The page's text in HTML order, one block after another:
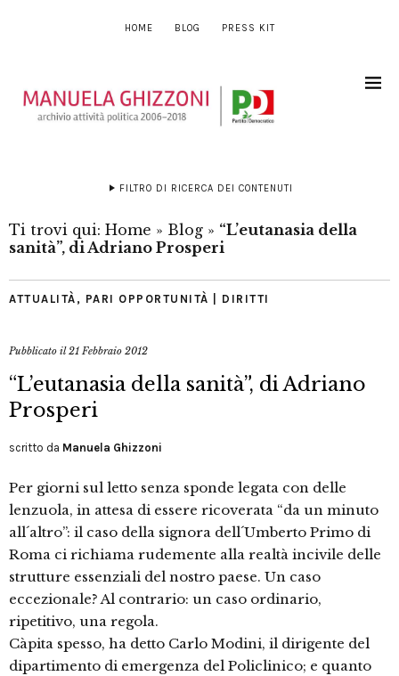
HOME BLOG PRESS KIT
FILTRO DI RICERCA DEI CONTENUTI
Ti trovi qui: Home » Blog » “L’eutanasia della
sanità”, di Adriano Prosperi
ATTUALITÀ , PARI OPPORTUNITÀ | DIRITTI
Pubblicato il21 Febbraio 2012
“L’eutanasia della sanità”, di Adriano
Prosperi
scritto da Manuela Ghizzoni
Per giorni sul letto senza sponde legata con delle
lenzuola, in attesa di essere ricoverata “da un minuto
all´altro”: il caso della signora dell´Umberto Primo di
Roma ci richiama rudemente alla realtà incivile delle
strutture essenziali del nostro paese. Un caso
eccezionale? Al contrario: un caso ordinario,
ripetitivo, una regola.
Càpita spesso, ha detto Carlo Modini, il dirigente del
dipartimento di emergenza del Policlinico; e quanto